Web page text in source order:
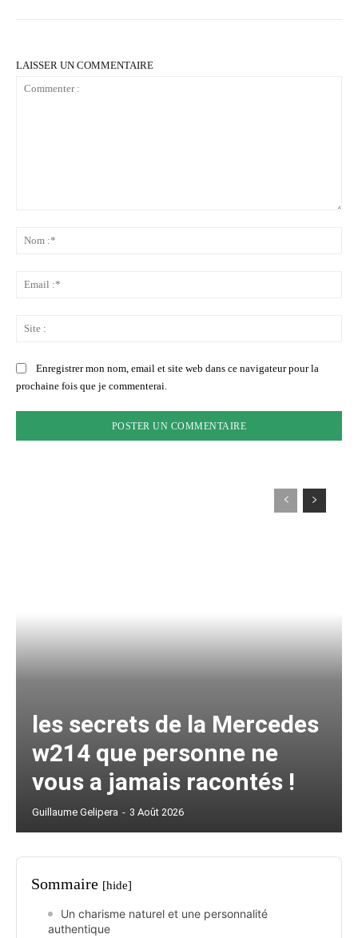
LAISSER UN COMMENTAIRE
Enregistrer mon nom, email et site web dans ce navigateur pour la
prochaine fois que je commenterai.
les secrets de la Mercedes
w214 que personne ne
vous a jamais racontés !
Guillaume Gelipera - 3 Août 2026
Sommaire [hide]
Un charisme naturel et une personnalité
authentique